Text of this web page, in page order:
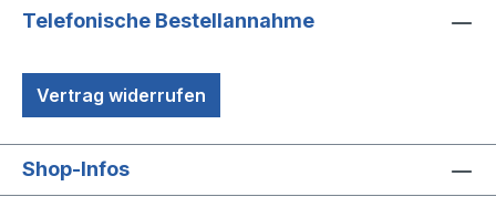
Telefonische Bestellannahme
Vertrag widerrufen
Shop-Infos